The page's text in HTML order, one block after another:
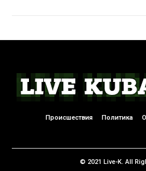
Происшествия Политика
© 2021 Live-K. All